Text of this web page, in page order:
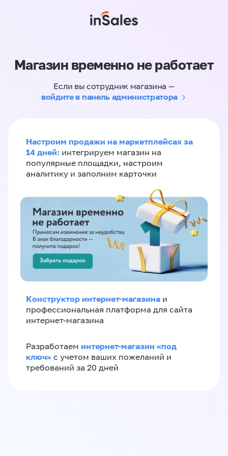
Магазин временно не работает
Если вы сотрудник магазина —
войдите в панель администратора
Настроим продажи на маркетплейсах за
14 дней: интегрируем магазин на
популярные площадки, настроим
аналитику и заполним карточки
Конструктор интернет-магазина и
профессиональная платформа для сайта
интернет-магазина
Разработаем интернет-магазин «‎под
ключ»‎ с учетом ваших пожеланий и
требований за 20 дней